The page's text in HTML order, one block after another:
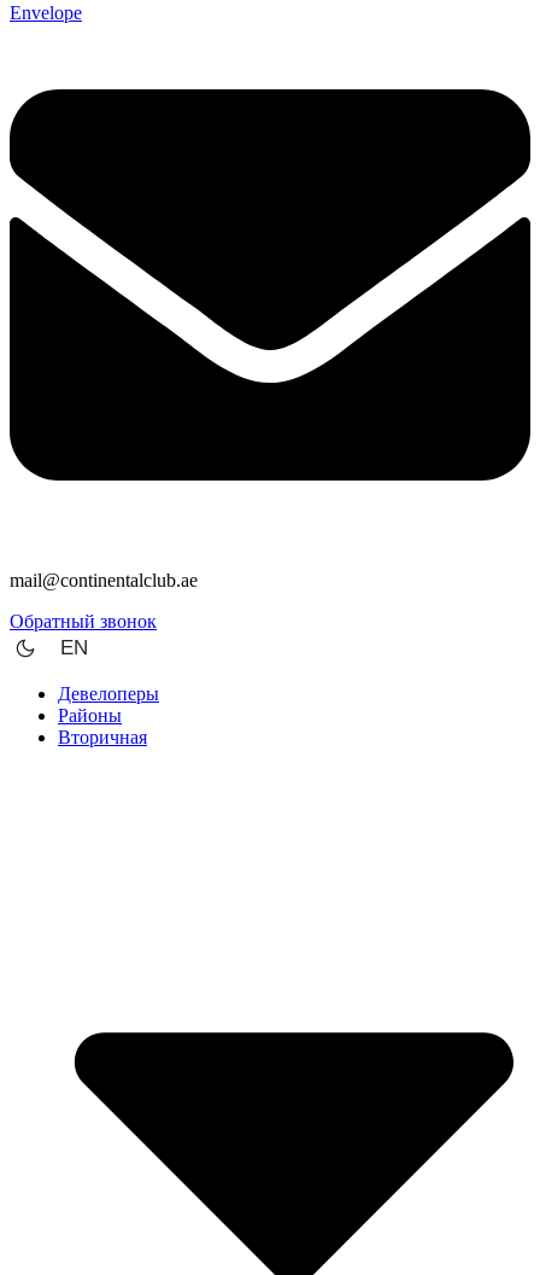
Envelope
mail@continentalclub.ae
Обратный звонок
EN
Девелоперы
Районы
Вторичная